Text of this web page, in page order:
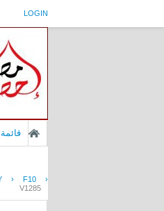
LOGIN
› F10
›
V1285